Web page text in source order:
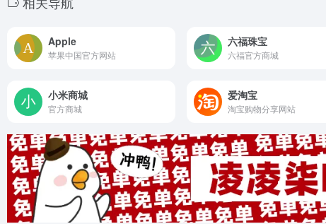
Apple
苹果中国官方网站
六福珠宝
六福官方商城
小米商城
官方商城
爱淘宝
淘宝购物分享网站